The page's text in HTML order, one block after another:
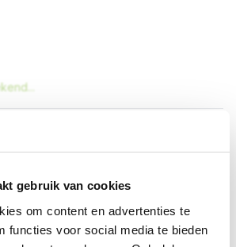
gebruik van cookies
om content en advertenties te
functies voor social media te bieden
uit voorraad